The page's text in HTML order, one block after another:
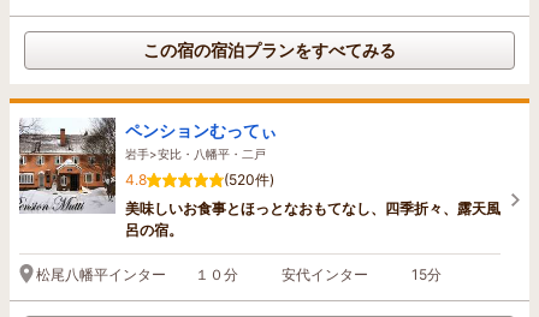
この宿の宿泊プランをすべてみる
ペンションむってぃ
岩手>安比・八幡平・二戸
4.8
(520件)
美味しいお食事とほっとなおもてなし、四季折々、露天風
呂の宿。
松尾八幡平インター １０分 安代インター 15分